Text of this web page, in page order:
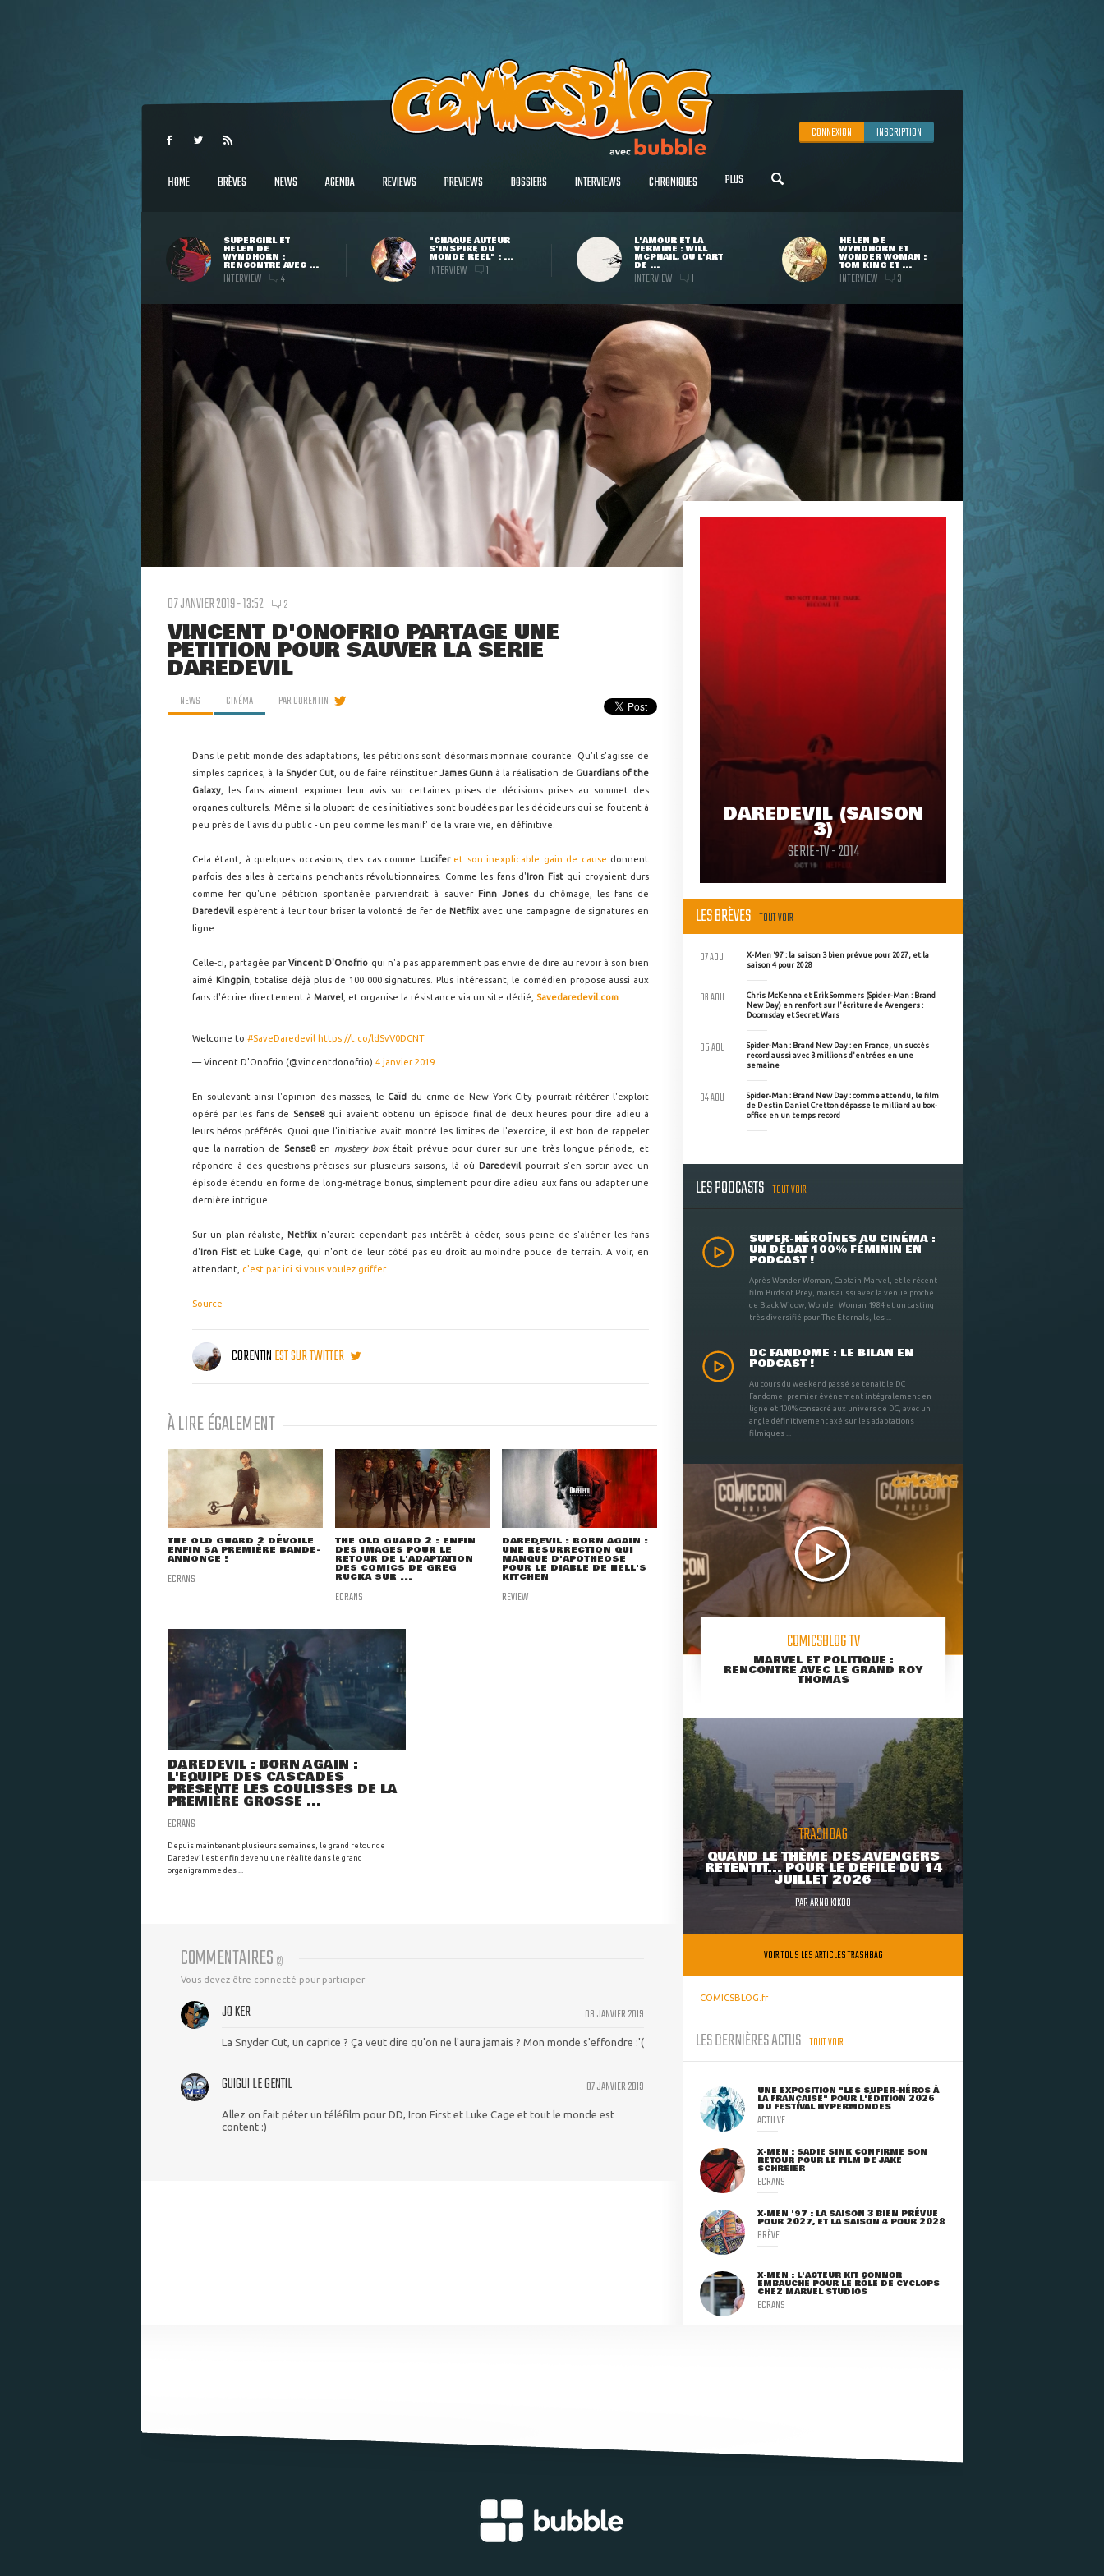
CONNEXION INSCRIPTION
HOME BRÈVES NEWS AGENDA REVIEWS PREVIEWS DOSSIERS INTERVIEWS CHRONIQUES PLUS
SUPERGIRL ET
HELEN DE
WYNDHORN :
RENCONTRE AVEC ...
INTERVIEW 4
"CHAQUE AUTEUR
S'INSPIRE DU
MONDE RÉEL" : ...
INTERVIEW 1
L'AMOUR ET LA
VERMINE : WILL
MCPHAIL, OU L'ART
DE ...
INTERVIEW 1
HELEN DE
WYNDHORN ET
WONDER WOMAN :
TOM KING ET ...
INTERVIEW 3
07 JANVIER 2019 - 13:52 2
VINCENT D'ONOFRIO PARTAGE UNE
PÉTITION POUR SAUVER LA SÉRIE
DAREDEVIL
NEWS CINÉMA PARCORENTIN
Dans le petit monde des adaptations, les pétitions sont désormais monnaie courante. Qu'il s'agisse de
simples caprices, à la Snyder Cut, ou de faire réinstituerJames Gunnà la réalisation de Guardians of the
Galaxy , les fans aiment exprimer leur avis sur certaines prises de décisions prises au sommet des
organes culturels. Même si la plupart de ces initiatives sont boudées par les décideurs qui se foutent à
peu près de l'avis du public - un peu comme les manif' de la vraie vie, en définitive.
Cela étant, à quelques occasions, des cas comme Lucifer et son inexplicable gain de cause donnent
parfois des ailes à certains penchants révolutionnaires. Comme les fans d'Iron Fistqui croyaient durs
comme fer qu'une pétition spontanée parviendrait à sauver Finn Jonesdu chômage, les fans de
Daredevil espèrent à leur tour briser la volonté de fer de Netflix avec une campagne de signatures en
ligne.
Celle-ci, partagée parVincent D'Onofrio qui n'a pas apparemment pas envie de dire au revoir à son bien
aimé Kingpin, totalise déjà plus de 100 000 signatures. Plus intéressant, le comédien propose aussi aux
fans d'écrire directement à Marvel , et organise la résistance via un site dédié, Savedaredevil.com
Welcome to #SaveDaredevil https://t.co/ldSvV0DCNT
— Vincent D'Onofrio (@vincentdonofrio) 4 janvier 2019
En soulevant ainsi l'opinion des masses, le Caïd
du crime de New York City pourrait réitérer l'exploit
opéré par les fans de Sense8qui avaient obtenu un épisode final de deux heures pour dire adieu à
leurs héros préférés. Quoi que l'initiative avait montré les limites de l'exercice, il est bon de rappeler
que la narration de Sense8en mystery boxétait prévue pour durer sur une très longue période, et
répondre à des questions précises sur plusieurs saisons, là où Daredevilpourrait s'en sortir avec un
épisode étendu en forme de long-métrage bonus, simplement pour dire adieu aux fans ou adapter une
dernière intrigue.
Sur un plan réaliste, Netflix n'aurait cependant pas intérêt à céder, sous peine de s'aliéner les fans
d'Iron Fist et Luke Cage , qui n'ont de leur côté pas eu droit au moindre pouce de terrain. A voir, en
attendant, c'est par ici si vous voulez griffer.
Source
CORENTINEST SUR TWITTER
À LIRE ÉGALEMENT
THE OLD GUARD 2 DÉVOILE
ENFIN SA PREMIÈRE BANDE-
ANNONCE !
ECRANS
THE OLD GUARD 2 : ENFIN
DES IMAGES POUR LE
RETOUR DE L'ADAPTATION
DES COMICS DE GREG
RUCKA SUR ...
ECRANS
DAREDEVIL : BORN AGAIN :
UNE RÉSURRECTION QUI
MANQUE D'APOTHÉOSE
POUR LE DIABLE DE HELL'S
KITCHEN
REVIEW
DAREDEVIL : BORN AGAIN :
L'ÉQUIPE DES CASCADES
PRÉSENTE LES COULISSES DE LA
PREMIÈRE GROSSE ...
ECRANS
Depuis maintenant plusieurs semaines, le grand retour de
Daredevil est enfin devenu une réalité dans le grand
organigramme des ...
COMMENTAIRES (2)
Vous devez être connecté pour participer
08 JANVIER 2019
JO KER
La Snyder Cut, un caprice ? Ça veut dire qu'on ne l'aura jamais ? Mon monde s'effondre :'(
07 JANVIER 2019
GUIGUI LE GENTIL
Allez on fait péter un téléfilm pour DD, Iron First et Luke Cage et tout le monde est
content :)
DAREDEVIL (SAISON
3)
SERIE-TV - 2014
LES BRÈVES TOUT VOIR
X-Men '97 : la saison 3 bien prévue pour 2027, et la
saison 4 pour 2028
07 AOU
Chris McKenna et Erik Sommers (Spider-Man : Brand
New Day) en renfort sur l'écriture de Avengers :
Doomsday et Secret Wars
06 AOU
Spider-Man : Brand New Day : en France, un succès
record aussi avec 3 millions d'entrées en une
semaine
05 AOU
Spider-Man : Brand New Day : comme attendu, le film
de Destin Daniel Cretton dépasse le milliard au box-
office en un temps record
04 AOU
LES PODCASTS TOUT VOIR
SUPER-HÉROÏNES AU CINÉMA :
UN DÉBAT 100% FÉMININ EN
PODCAST !
Après Wonder Woman, Captain Marvel, et le récent
film Birds of Prey, mais aussi avec la venue proche
de Black Widow, Wonder Woman 1984 et un casting
très diversifié pour The Eternals, les ...
DC FANDOME : LE BILAN EN
PODCAST !
Au cours du weekend passé se tenait le DC
Fandome, premier évènement intégralement en
ligne et 100% consacré aux univers de DC, avec un
angle définitivement axé sur les adaptations
filmiques ...
COMICSBLOG TV
MARVEL ET POLITIQUE :
RENCONTRE AVEC LE GRAND ROY
THOMAS
TRASHBAG
QUAND LE THÈME DES AVENGERS
RETENTIT... POUR LE DÉFILÉ DU 14
JUILLET 2026
PARARNO KIKOO
VOIR TOUS LES ARTICLES TRASHBAG
COMICSBLOG.fr
LES DERNIÈRES ACTUS TOUT VOIR
UNE EXPOSITION "LES SUPER-HÉROS À
LA FRANÇAISE" POUR L'ÉDITION 2026
DU FESTIVAL HYPERMONDES
ACTU VF
X-MEN : SADIE SINK CONFIRME SON
RETOUR POUR LE FILM DE JAKE
SCHREIER
ECRANS
X-MEN '97 : LA SAISON 3 BIEN PRÉVUE
POUR 2027, ET LA SAISON 4 POUR 2028
BRÈVE
X-MEN : L'ACTEUR KIT CONNOR
EMBAUCHÉ POUR LE RÔLE DE CYCLOPS
CHEZ MARVEL STUDIOS
ECRANS